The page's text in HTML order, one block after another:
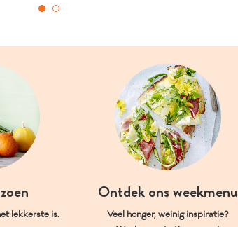
lekkerste is.
Ontdek ons weekmenu
Veel honger, weinig inspiratie?